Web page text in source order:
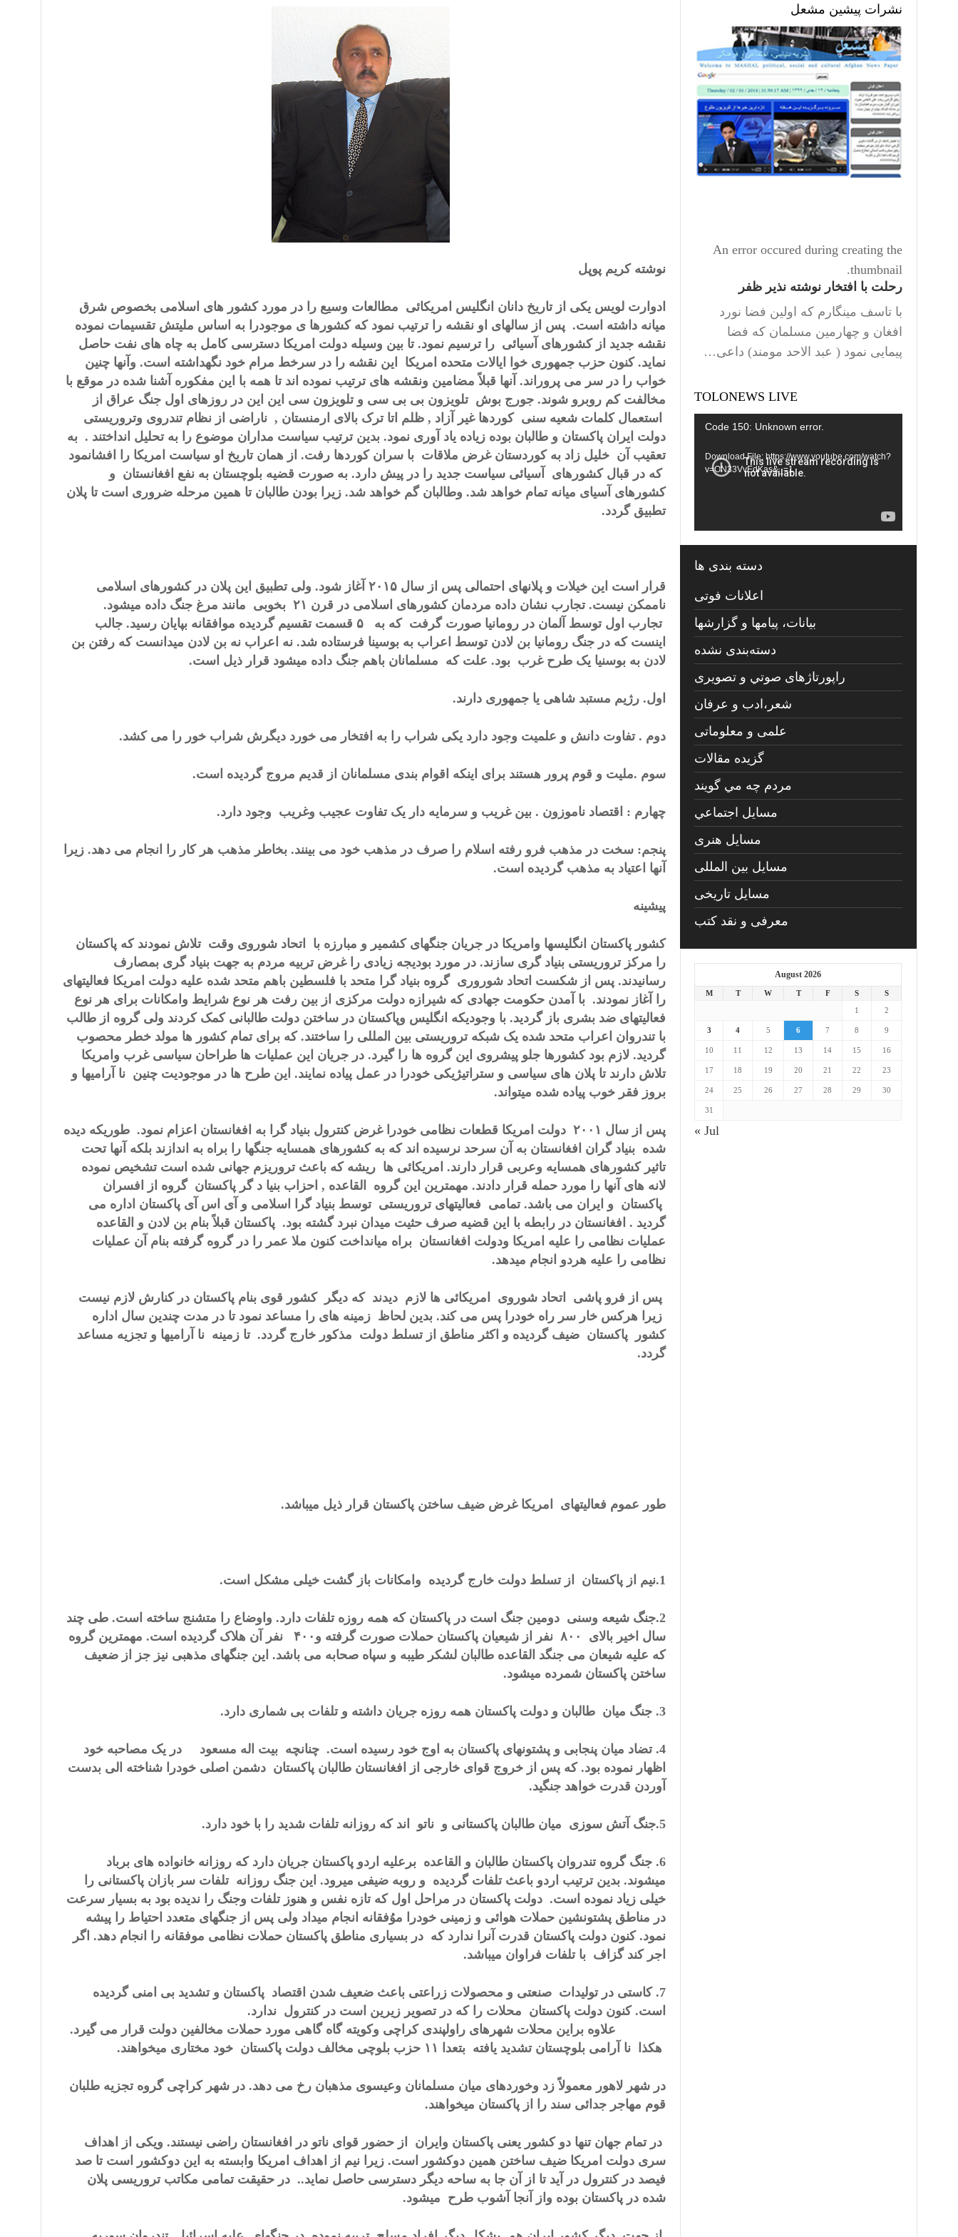
نوشته کریم پوپل
ادوارت لویس یکی از تاریخ دانان انگلیس امریکائی مطالعات وسیع را در مورد کشور های اسلامی بخصوص شرق
میانه داشته است. پس از سالهای او نقشه را ترتیب نمود که کشورها ی موجودرا به اساس ملیتش تقسیمات نموده
نقشه جدید از کشورهای آسیائی را ترسیم نمود. تا بین وسیله دولت امریکا دسترسی کامل به چاه های نفت حاصل
نماید. کنون حزب جمهوری خوا ایالات متحده امریکا این نقشه را در سرخط مرام خود نگهداشته است. وآنها چنین
خواب را در سر می پروراند. آنها قبلاً مضامین ونقشه های ترتیب نموده اند تا همه با این مفکوره آشنا شده در موقع با
مخالفت کم روبرو شوند. جورج بوش تلویزون بی بی سی و تلویزون سی این این در روزهای اول جنگ عراق از
استعمال کلمات شعیه سنی کوردها غیر آزاد , ظلم اتا ترک بالای ارمنستان , ناراضی از نظام تندروی وتروریستی
دولت ایران پاکستان و طالبان بوده زیاده یاد آوری نمود. بدین ترتیب سیاست مداران موضوع را به تحلیل انداختند . به
تعقیب آن خلیل زاد به کوردستان غرض ملاقات با سران کوردها رفت. از همان تاریخ او سیاست امریکا را افشانمود
که در قبالکشورهای آسیائی سیاست جدید را در پیش دارد. به صورت قضیه بلوچستان به نفع افغانستان و
کشورهای آسیای میانه تمام خواهد شد. وطالبان گم خواهد شد. زیرا بودن طالبان تا همین مرحله ضروری است تا پلان
تطبیق گردد.
قرار است این خیلات و پلانهای احتمالی پس از سال ۲۰۱۵آغاز شود. ولی تطبیق این پلان در کشورهای اسلامی
ناممکن نیست. تجارب نشان داده مردمان کشورهای اسلامی در قرن ۲۱ بخوبی مانند مرغ جنگ داده میشود.
تجارب اول توسط آلمان در رومانیا صورت گرفت که به
قسمت تقسیم گردیده موافقانه بپایان رسید. جالب
اینست که در جنگ رومانیا بن لادن توسط اعراب به بوسینا فرستاده شد. نه اعراب نه بن لادن میدانست که رفتن بن
لادن به بوسنیا یک طرح غرب بود. علت که مسلمانان باهم جنگ داده میشود قرار ذیل است.
اول. رژیم مستبد شاهی یا جمهوری دارند.
دوم . تفاوت دانش و علمیت وجود دارد یکی شراب را به افتخار می خورد دیگرش شراب خور را می کشد.
سوم .ملیت و قوم پرور هستند برای اینکه اقوام بندی مسلمانان از قدیم مروج گردیده است.
چهارم : اقتصاد ناموزون . بین غریب و سرمایه دار یک تفاوت عجیب وغریب وجود دارد.
پنجم: سخت در مذهب فرو رفته اسلام را صرف در مذهب خود می بینند.بخاطر مذهب هر کار را انجام می دهد. زیرا
آنها اعتیاد به مذهب گردیده است.
پیشینه
کشور پاکستان انگلیسها وامریکا در جریان جنگهای کشمیر و مبارزه با اتحاد شوروی وقت تلاش نمودند که پاکستان
را مرکز تروریستی بنیاد گری سازند. در مورد بودیجه زیادی را غرض تربیه مردم به جهت بنیاد گری بمصارف
رسانیدند. پس از شکست اتحاد شوروری گروه بنیاد گرا متحد با فلسطین باهم متحد شده علیه دولت امریکا فعالیتهای
را آغاز نمودند. با آمدن حکومت جهادی که شیرازه دولت مرکزی از بین رفت هر نوع شرایط وامکانات برای هر نوع
فعالیتهای ضد بشری باز گردید. با وجودیکه انگلیس وپاکستان در ساختن دولت طالبانی کمک کردند ولی گروه از طالب
با تندروان اعراب متحد شده یک شبکه تروریستی بین المللی را ساختند. که برای تمام کشور ها مولد خطر محصوب
گردید. لازم بود کشورها جلو پیشروی این گروه ها را گیرد. در جریان این عملیات ها طراحان سیاسی غرب وامریکا
تلاش دارند تا پلان های سیاسی و ستراتیژیکی خودرا در عمل پیاده نمایند. این طرح ها در موجودیت چنین نا آرامیها و
بروز فقر خوب پیاده شده میتواند.
پس از سال ۲۰۰۱ دولت امریکا قطعات نظامی خودرا غرض کنترول بنیاد گرا به افغانستان اعزام نمود. طوریکه دیده
شده بنیاد گران افغانستان به آن سرحد نرسیده اند که به کشورهای همسایه جنگها را براه به اندازند بلکه آنها تحت
تاثیر کشورهای همسایه وعربی قرار دارند. امریکائی ها ریشه که باعث تروریزم جهانی شده است تشخیص نموده
لانه های آنها را مورد حمله قرار دادند. مهمترین این گروه القاعده , احزاب بنیا د گر پاکستان گروه از افسران
پاکستان و ایران می باشد. تمامی فعالیتهای تروریستی توسط بنیاد گرا اسلامی و آی اس آی پاکستان اداره می
گردید . افغانستان در رابطه با این قضیه صرف حثیت میدان نبرد گشته بود. پاکستان قبلاً بنام بن لادن و القاعده
عملیات نظامی را علیه امریکا ودولت افغانستان براه میانداخت کنون ملا عمر را در گروه گرفته بنام آن عملیات
نظامی را علیه هردو انجام میدهد.
پس از فرو پاشی اتحاد شوروی امریکائی ها لازم دیدند که دیگر کشور قوی بنام پاکستان در کنارش لازم نیست
زیرا هرکس خار سر راه خودرا پس می کند. بدین لحاظ زمینه های را مساعد نمود تا در مدت چندین سال اداره
کشور پاکستان ضیف گردیده و اکثر مناطق از تسلط دولت مذکور خارج گردد. تا زمینه نا آرامیها و تجزیه مساعد
گردد.
طور عموم فعالیتهای امریکا غرض ضیف ساختن پاکستان قرار ذیل میباشد.
1.نیم از پاکستان از تسلط دولت خارج گردیده وامکانات باز گشت خیلی مشکل است.
2.جنگ شیعه وسنی دومین جنگ است در پاکستان که همه روزه تلفات دارد. واوضاع را متشنج ساخته است. طی چند
سال اخیر بالای
۸۰۰ نفر از شیعیان پاکستان حملات صورت گرفته و ۴۰۰
نفر آن هلاک گردیده است. مهمترین گروه
که علیه شیعان می جنگد القاعده طالبان لشکر طیبه و سپاه صحابه می باشد. این جنگهای مذهبی نیز جز از ضعیف
ساختن پاکستان شمرده میشود.
3. جنگ میان طالبان و دولت پاکستان همه روزه جریان داشته و تلفات بی شماری دارد.
4. تضاد میان پنجابی و پشتونهای پاکستان به اوج خود رسیده است. چنانچه بیت اله مسعود در یک مصاحبه خود
اظهار نموده بود. که پس از خروج قوای خارجی از افغانستان طالبان پاکستان دشمن اصلی خودرا شناخته الی بدست
آوردن قدرت خواهد جنگید.
5.جنگ آتش سوزی میان طالبان پاکستانی و ناتو اند که روزانه تلفات شدید را با خود دارد.
6. جنگ گروه تندروان پاکستان طالبان و القاعده برعلیه اردو پاکستان جریان دارد که روزانه خانواده های برباد
میشوند. بدین ترتیب اردو باعث تلفات گردیده و روبه ضیفی میرود. این جنگ روزانه تلفات سر بازان پاکستانی را
خیلی زیاد نموده است. دولت پاکستان در مراحل اول که تازه نفس و هنوز تلفات وجنگ را ندیده بود به بسیار سرعت
در مناطق پشتونشین حملات هوائی و زمینی خودرا موُفقانه انجام میداد ولی پس از جنگهای متعدد احتیاط را پیشه
نمود. کنون دولت پاکستان قدرت آنرا ندارد که در بسیاری مناطق پاکستان حملات نظامی موفقانه را انجام دهد. اگر
اجر کند گزاف با تلفات فراوان میباشد.
7. کاستی در تولیدات صنعتی و محصولات زراعتی باعث ضعیف شدن اقتصاد پاکستان و تشدید بی امنی گردیده
است. کنون دولت پاکستان محلات را که در تصویر زیرین است در کنترول ندارد.
علاوه براین محلات شهرهای راولپندی کراچی وکویته گاه گاهی مورد حملات مخالفین دولت قرار می گیرد.
هکذا نا آرامی بلوچستان تشدید یافته بتعدا
۱۱ حزب بلوچی مخالف دولت پاکستان خود مختاری میخواهند.
در شهر لاهور معمولاً زد وخوردهای میان مسلمانان وعیسوی مذهبان رخ می دهد. در شهر کراچی گروه تجزیه طلبان
قوم مهاجر جدائی سند را از پاکستان میخواهند.
در تمام جهان تنها دو کشور یعنی پاکستان وایران از حضور قوای ناتو در افغانستان راضی نیستند. ویکی از اهداف
سری دولت امریکا ضیف ساختن همین دوکشور است. زیرا نیم از اهداف امریکا وابسته به این دوکشور است تا صد
فیصد در کنترول در آید تا از آن جا به ساحه دیگر دسترسی حاصل نماید.. در حقیقت تمامی مکاتب تروریسی پلان
شده در پاکستان بوده واز آنجا آشوب طرح میشود.
نشرات پیشین مشعل
An error occured during creating the
thumbnail.
رحلت با افتخار نوشته نذیر ظفر
با تاسف مینگارم که اولین فضا نورد
افغان و چهارمین مسلمان که فضا
پیمایی نمود ( عبد الاحد مومند) داعی…
TOLONEWS LIVE
Video
Code 150: Unknown error.
Download File: https://www.youtube.com/watch?
v=ON33VvEdKas&_=1
دسته بندی ها
اعلانات فوتی
بیانات، پیامها و گزارشها
دسته‌بندی نشده
راپورتاژهای صوتي و تصويری
شعر،ادب و عرفان
علمی و معلوماتی
گزیده مقالات
مردم چه مي گويند
مسايل اجتماعي
مسايل هنری
مسایل بین المللی
مسایل تاریخی
معرفی و نقد کتب
August 2026
M T W T F S
S
1
2
3 4 5 6 7 8 9
10 11 12 13 14 15 16
17 18 19 20 21 22 23
24 25 26 27 28 29 30
31
« Jul